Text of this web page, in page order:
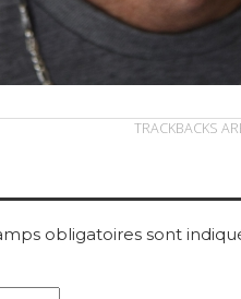
TRACKBACKS
obligatoires sont